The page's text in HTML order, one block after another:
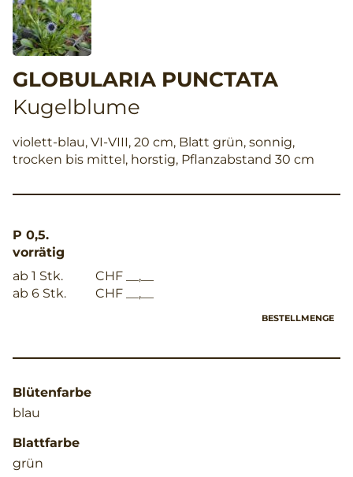
GLOBULARIA PUNCTATA
Kugelblume
violett-blau, VI-VIII, 20 cm, Blatt grün, sonnig,
trocken bis mittel, horstig, Pflanzabstand 30 cm
P 0,5.
vorrätig
ab 1 Stk.
CHF __,__
ab 6 Stk.
CHF __,__
BESTELLMENGE
Blütenfarbe
blau
Blattfarbe
grün